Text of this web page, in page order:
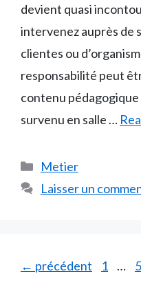
devient quasi
intervenez auprès de
clientes ou
responsabilité peut
contenu
survenu en salle …
Catégories
Metier
Laisser un
← précédent Page
1 … 5